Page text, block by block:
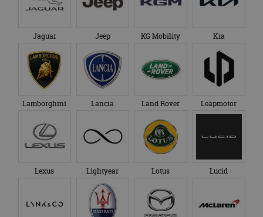
Jaguar Jeep KG Mobility Kia
Lamborghini Lancia Land Rover Leapmotor
Lexus Lightyear Lotus Lucid